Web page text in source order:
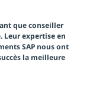
que conseiller
Leur expertise en
SAP nous ont
la meilleure